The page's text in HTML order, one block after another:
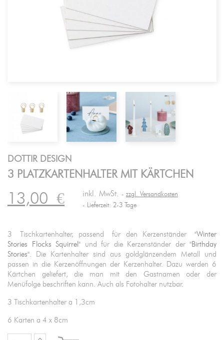
DOTTIR DESIGN
3 PLATZKARTENHALTER MIT KÄRTCHEN
13,00€ inkl. MwSt.
zzgl. Versandkosten
Lieferzeit: 2-3 Tage
3 Tischkartenhalter, passend für den Kerzenständer "Winter
Stories Flocks Squirrel" und für die Kerzenständer der "Birthday
Stories". Die Kartenhalter sind aus goldglänzendem Metall und
passen in die Kerzenöffnungen der Kerzenhalter. Dazu werden 6
Kärtchen geliefert, die man mit den Gastnamen oder der
Menüfolge beschriften kann. Auch als Fotohalter nutzbar.
3 Tischkartenhalter a 1,3cm
6 Karten a 4 x 8cm